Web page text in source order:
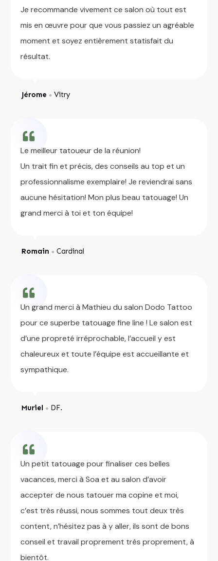
Je recommande vivement ce salon où tout est
mis en œuvre pour que vous passiez un agréable
moment et soyez entièrement statisfait du
résultat.
Jérome ● Vitry
Le meilleur tatoueur de la réunion!
Un trait fin et précis, des conseils au top et un
professionnalisme exemplaire! Je reviendrai sans
aucune hésitation! Mon plus beau tatouage! Un
grand merci à toi et ton équipe!
Romain ● Cardinal
Un grand merci à Mathieu du salon Dodo Tattoo
pour ce superbe tatouage fine line ! Le salon est
d’une propreté irréprochable, l’accueil y est
chaleureux et toute l’équipe est accueillante et
sympathique.
Muriel ● DF.
Un petit tatouage pour finaliser ces belles
vacances, merci à Soa et au salon d’avoir
accepter de nous tatouer ma copine et moi,
c’est très réussi, nous sommes tout deux très
content, n’hésitez pas à y aller, ils sont de bons
conseil et travail proprement très proprement, à
bientôt.